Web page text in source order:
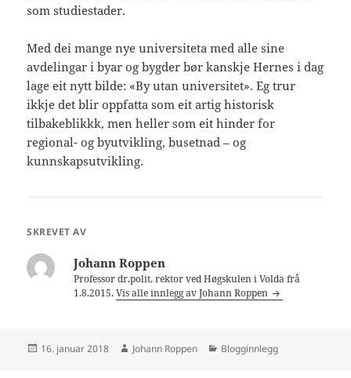
som studiestader.
Med dei mange nye universiteta med alle sine
avdelingar i byar og bygder bør kanskje Hernes i dag
lage eit nytt bilde: «By utan universitet». Eg trur
ikkje det blir oppfatta som eit artig historisk
tilbakeblikkk, men heller som eit hinder for
regional- og byutvikling, busetnad – og
kunnskapsutvikling.
SKREVET AV
Johann Roppen
Professor dr.polit, rektor ved Høgskulen i Volda frå
1.8.2015.Vis alle innlegg av Johann Roppen
Publisert
16. januar 2018 Forfatter
Johann Roppen Kategorier
Blogginnlegg